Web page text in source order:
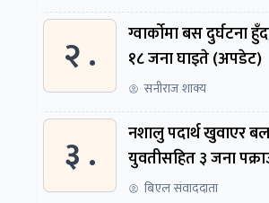
२ .
ग्वार्काेमा बस दुर्घटना
१८ जना घाइते (अपडेट)
सनीराज शाक्य
३ .
नशालु पदार्थ खुवाएर
युवतीसहित ३ जना
बिएल संवाददाता